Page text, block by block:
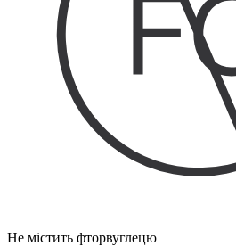
Не містить фторвуглецю